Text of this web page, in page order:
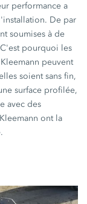
performance a
De par
soumises à de
pourquoi les
peuvent
soient sans fin,
surface profilée,
avec des
ont la